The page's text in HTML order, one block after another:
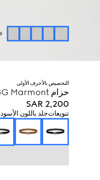
التخصيص بالأحرف الأولى
حزام GG Marmont رفيع
SAR 2,200
تنويعاتجلد باللون الأسود